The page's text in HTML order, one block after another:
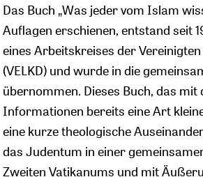
Das Buch „Was jeder vom Islam
Auflagen erschienen, entstand seit
eines Arbeitskreises der
(VELKD) und wurde in die
übernommen. Dieses Buch, das
Informationen bereits eine Art
eine kurze theologische
das Judentum in einer
Zweiten Vatikanums und mit